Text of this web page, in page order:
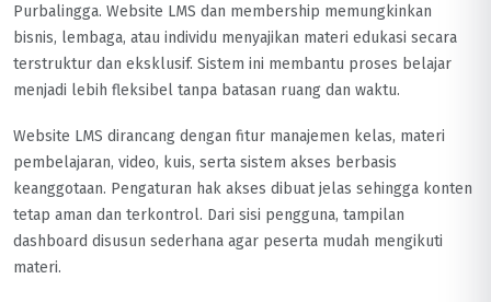
Purbalingga. Website LMS dan membership memungkinkan
bisnis, lembaga, atau individu menyajikan materi edukasi secara
terstruktur dan eksklusif. Sistem ini membantu proses belajar
menjadi lebih fleksibel tanpa batasan ruang dan waktu.
Website LMS dirancang dengan fitur manajemen kelas, materi
pembelajaran, video, kuis, serta sistem akses berbasis
keanggotaan. Pengaturan hak akses dibuat jelas sehingga konten
tetap aman dan terkontrol. Dari sisi pengguna, tampilan
dashboard disusun sederhana agar peserta mudah mengikuti
materi.